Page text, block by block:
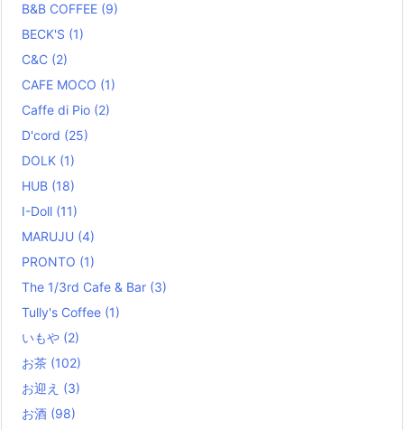
B&B COFFEE (9)
BECK'S (1)
C&C (2)
CAFE MOCO (1)
Caffe di Pio (2)
D'cord (25)
DOLK (1)
HUB (18)
I-Doll (11)
MARUJU (4)
PRONTO (1)
The 1/3rd Cafe & Bar (3)
Tully's Coffee (1)
いもや (2)
お茶 (102)
お迎え (3)
お酒 (98)